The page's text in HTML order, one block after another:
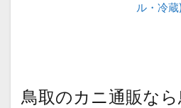
ル・冷蔵)
鳥取のカニ通販な